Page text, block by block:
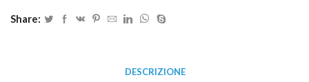
Share:
DESCRIZIONE